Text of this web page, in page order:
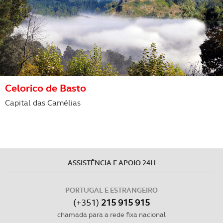
Apesar da defesa acérrima levada a cabo, na ponte de S. Gonçalo,
os franceses tomaram conta de vários edifícios, entre os quais
este. Infelizmente não se ficam pela invasão e utilização,
incendiaram-no, tendo ficado só as paredes.
três dias depois da 1ª batalha, o edifício foi pasto das chamas e
ficou completamente destruído. Mais tarde, foi comprado e
encontros de políticos e intelectuais, tendo ficado
completamente recuperado em 2001. A partir de 2003 passou a
fazer parte da cadeia de luxo “Relais et Châteaux”
Celorico de Basto
Capital das Camélias
ASSISTÊNCIA E APOIO 24H
PORTUGAL E ESTRANGEIRO
(+351) 215 915 915
chamada para a rede fixa nacional